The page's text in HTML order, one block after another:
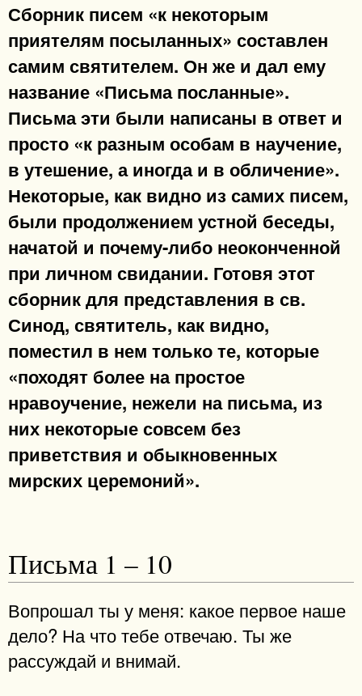
Сборник писем «к некоторым
приятелям посыланных» составлен
самим святителем. Он же и дал ему
название «Письма посланные».
Письма эти были написаны в ответ и
просто «к разным особам в научение,
в утешение, а иногда и в обличение».
Некоторые, как видно из самих писем,
были продолжением устной беседы,
начатой и почему-либо неоконченной
при личном свидании. Готовя этот
сборник для представления в св.
Синод, святитель, как видно,
поместил в нем только те, которые
«походят более на простое
нравоучение, нежели на письма, из
них некоторые совсем без
приветствия и обыкновенных
мирских церемоний».
Письма 1 – 10
Вопрошал ты у меня: какое первое наше
дело? На что тебе отвечаю. Ты же
рассуждай и внимай.